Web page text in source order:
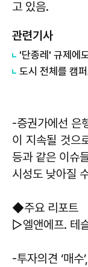
고 있음.
관련기사
'단종레' 규제에
도시 전체를 캠
-증권가에선 은
이 지속될 것으
등과 같은 이슈
시성도 낮아질
◆주요 리포트
▷엘앤에프. 테
-투자의견 ‘매